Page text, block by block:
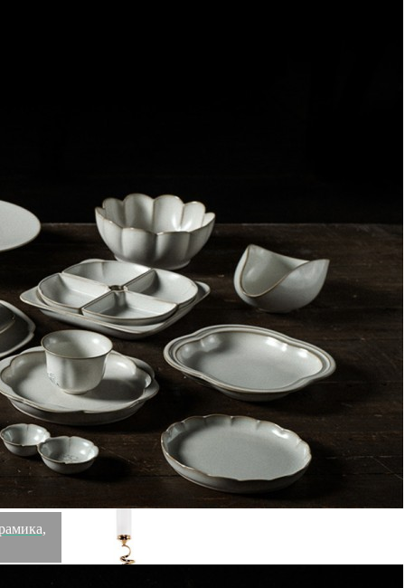
Как заказать
Позвоните менеджеру по телефону или оформите заказ
через корзину
Рекомендуем посмотреть
Статуэтка "Танцующие кролики"цв.бронза 18х13х30,5
(TT-00001141)
Быстрый просмотр
9 200₽